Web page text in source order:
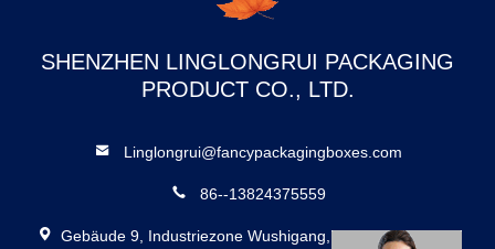
SHENZHEN LINGLONGRUI PACKAGING
PRODUCT CO., LTD.
Linglongrui@fancypackagingboxes.com
86--13824375559
Gebäude 9, Industriezone Wushigang, Dalang, Longhua,